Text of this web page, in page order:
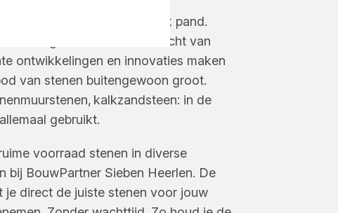
stevig fundament voor elk pand.
ze in grote mate het aanzicht van
ontwikkelingen en innovaties maken
van stenen buitengewoon groot.
kalkzandsteen: in de
gebruikt.
voorraad stenen in diverse
bij BouwPartner Sieben Heerlen. De
je direct de juiste stenen voor jouw